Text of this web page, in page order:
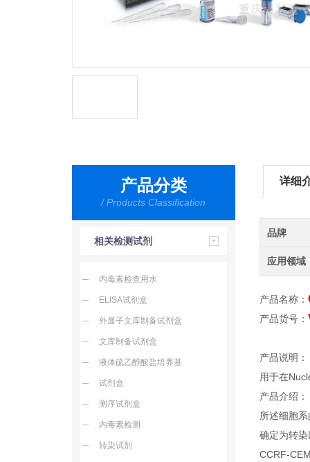
产品分类
/ Products Classification
相关检测试剂
内毒素检查用水
ELISA试剂盒
外显子文库制备试剂盒
文库制备试剂盒
液体硫乙醇酸盐培养基
试剂盒
测序试剂盒
内毒素检测
转染试剂
详细
品牌
应用领域
产品名称：
产品货号：
产品说明：
用于在
产品介绍：
所述细胞
确定为转
CCRF-